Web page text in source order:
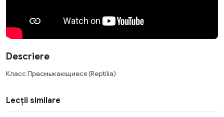
Descriere
Класс Пресмыкающиеся (Reptilia)
Lecții similare